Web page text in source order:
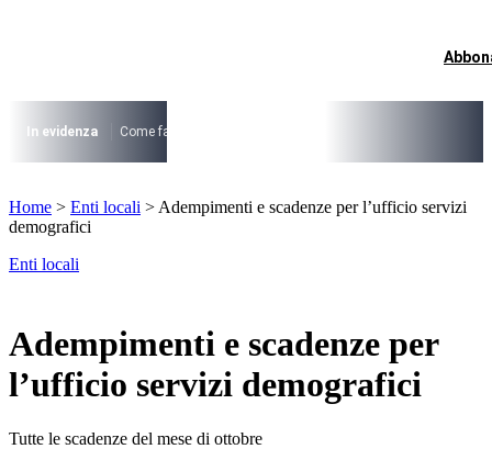
I più cercati
Lorem ipsum dolor sit amet consectetur
Lorem ipsum dolor sit amet consectetur
In evidenza Come fare per …
Lorem ipsum dolor sit amet consectetur
Home > Enti locali > Adempimenti e scadenze per l’ufficio servizi
demografici
Enti locali
Adempimenti e scadenze per
l’ufficio servizi demografici
Tutte le scadenze del mese di ottobre